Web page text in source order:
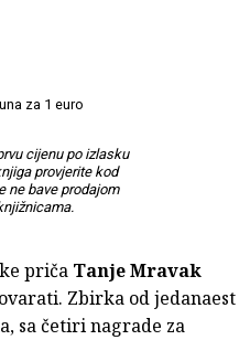
za 1 euro
cijenu po izlasku
provjerite kod
ne bave prodajom
priča Tanje Mravak
Zbirka od jedanaest
sa četiri nagrade za